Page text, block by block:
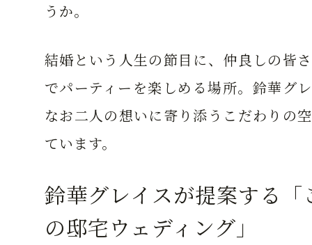
うか。
結婚という人生の節目に、仲良しの皆
でパーティーを楽しめる場所。鈴華グ
なお二人の想いに寄り添うこだわりの
ています。
鈴華グレイスが提案する「
の邸宅ウェディング」